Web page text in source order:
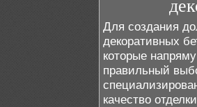
Для создания
декоративных
которые
правильный
качество